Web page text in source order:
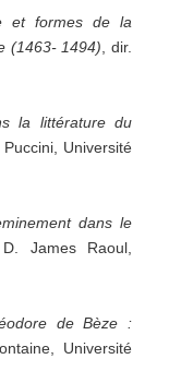
et formes de la
(1463-1494), dir.
la littérature du
Université
dans le
James Raoul,
de Bèze :
Université